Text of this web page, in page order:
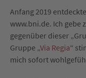
Anfang 2019
www.bni.de. Ich gebe
gegenüber dieser
Gruppe „Via Regia“
mich sofort